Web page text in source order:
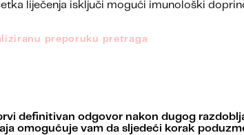
liječenja isključi mogući imunološki
preporuku pretraga
definitivan odgovor nakon dugog
omogućuje vam da sljedeći korak